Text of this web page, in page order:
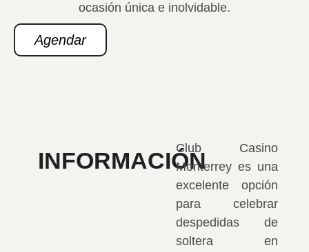
ocasión única e inolvidable.
Agendar
INFORMACIÓNClub Casino
Monterrey es una
excelente opción
para celebrar
despedidas de
soltera en